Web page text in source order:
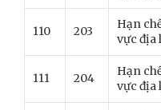
110 203
Hạn
vực địa
111 204
Hạn
vực địa